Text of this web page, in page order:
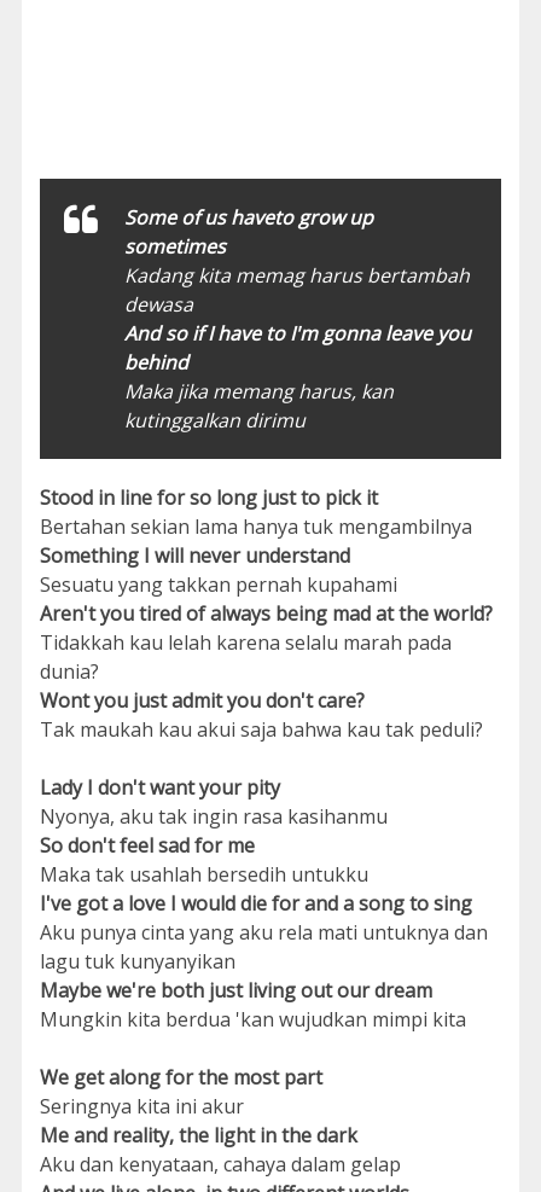
Some of us haveto grow up
sometimes
Kadang kita memag harus bertambah
dewasa
And so if I have to I'm gonna leave you
behind
Maka jika memang harus, kan
kutinggalkan dirimu
Stood in line for so long just to pick it
Bertahan sekian lama hanya tuk mengambilnya
Something I will never understand
Sesuatu yang takkan pernah kupahami
Aren't you tired of always being mad at the world?
Tidakkah kau lelah karena selalu marah pada
dunia?
Wont you just admit you don't care?
Tak maukah kau akui saja bahwa kau tak peduli?
Lady I don't want your pity
Nyonya, aku tak ingin rasa kasihanmu
So don't feel sad for me
Maka tak usahlah bersedih untukku
I've got a love I would die for and a song to sing
Aku punya cinta yang aku rela mati untuknya dan
lagu tuk kunyanyikan
Maybe we're both just living out our dream
Mungkin kita berdua 'kan wujudkan mimpi kita
We get along for the most part
Seringnya kita ini akur
Me and reality, the light in the dark
Aku dan kenyataan, cahaya dalam gelap